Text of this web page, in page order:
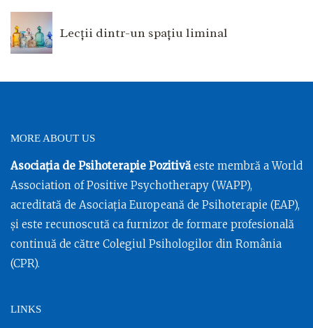
Lecții dintr-un spațiu liminal
MORE ABOUT US
Asociația de Psihoterapie Pozitivăeste membră a World
Association of Positive Psychotherapy (WAPP),
acreditată de Asociația Europeană de Psihoterapie (EAP),
și este recunoscută ca furnizor de formare profesională
continuă de către Colegiul Psihologilor din România
(CPR).
LINKS